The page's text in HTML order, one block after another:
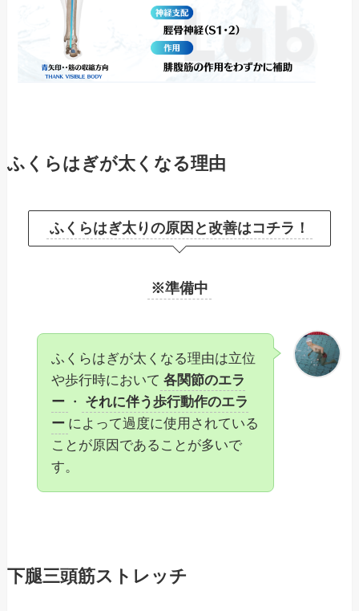
ふくらはぎが太くなる理由
ふくらはぎ太りの原因と改善はコチラ！
※準備中
ふくらはぎが太くなる理由は立位
や歩行時において 各関節のエラ
ー ・
それに伴う歩行動作のエラ
ー によって過度に使用されている
ことが原因であることが多いで
す。
下腿三頭筋ストレッチ